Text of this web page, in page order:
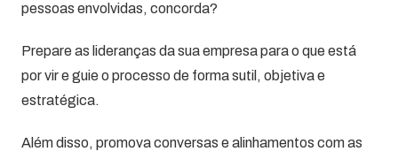
pessoas envolvidas, concorda?
Prepare as lideranças da sua empresa para o que está
por vir e guie o processo de forma sutil, objetiva e
estratégica.
Além disso, promova conversas e alinhamentos com as